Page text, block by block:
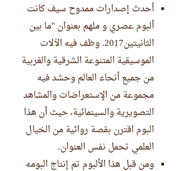
أحدث إصدارات ممدوح سيف كانت
ألبوم عصري و ملهم بعنوان "ما بين
الثانيتين2017. وظف فيه الآلات
الموسيقية المتنوعة الشرقية والغربية
من جميع أنحاء العالم وحشد فيه
مجموعة من الإستعراضات والمشاهد
التصويرية والسينمائية، حيث أن هذا
البوم اقترن بقصة روائية من الخيال
العلمي تحمل نفس العنوان.
ومن قبل هذا الألبوم تم إنتاج البومه